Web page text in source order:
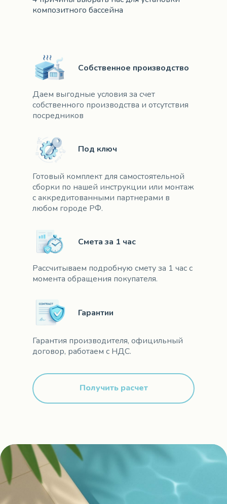
композитного бассейна
Даем выгодные условия за счет
собственного производства и отсутствия
посредников
Собственное производство
Готовый комплект для самостоятельной
сборки по нашей инструкции или монтаж
с аккредитованными партнерами в
любом городе РФ.
Под ключ
Рассчитываем подробную смету за 1 час с
момента обращения покупателя.
Смета за 1 час
Гарантия производителя, официльный
договор, работаем с НДС.
Гарантии
Получить расчет